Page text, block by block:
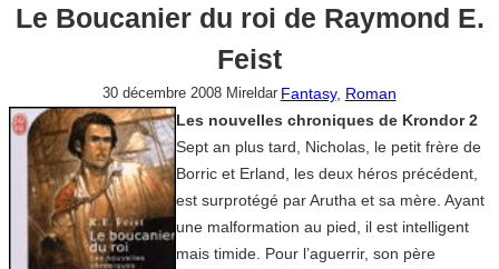
Le Boucanier du roi de Raymond E.
Feist
30 décembre 2008 Mireldar Fantasy, Roman
Les nouvelles chroniques de Krondor 2
Sept an plus tard, Nicholas, le petit frère de
Borric et Erland, les deux héros précédent,
est surprotégé par Arutha et sa mère. Ayant
une malformation au pied, il est intelligent
mais timide. Pour l’aguerrir, son père